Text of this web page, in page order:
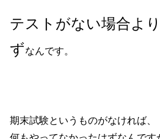
テストがない場合よ
ずなんです。
期末試験というものがなければ、